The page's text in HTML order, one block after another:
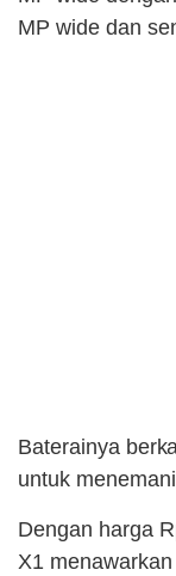
MP wide dan
Baterainya
untuk
Dengan harga
X1